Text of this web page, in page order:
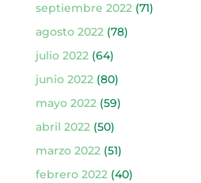
septiembre 2022(71)
agosto 2022(78)
julio 2022(64)
junio 2022(80)
mayo 2022(59)
abril 2022(50)
marzo 2022(51)
febrero 2022(40)